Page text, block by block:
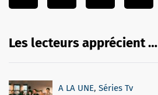
Les lecteurs apprécient …
A LA UNE, Séries Tv